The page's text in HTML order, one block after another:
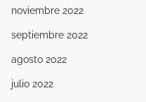
noviembre 2022
septiembre 2022
agosto 2022
julio 2022